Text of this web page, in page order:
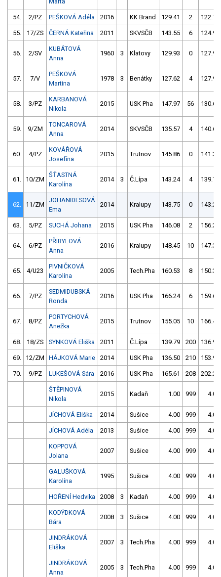
54. 2/PZ PEŠKOVÁ Adéla 2016 KK Brand 129.41 2 122.73
55. 17/ZS ČERNÁ Kateřina 2011 SKVSČB 143.55 6 124.95
56. 2/SV
KUBÁTOVÁ
Anna
1960 3 Klatovy 129.93 0 127.95
57. 7/V
PEŠKOVÁ
Martina
1978 3 Benátky 127.62 4 127.96
58. 3/PZ
KARBANOVÁ
Nikola
2015 USK Pha 147.97 56 130.67
59. 9/ZM
TONCAROVÁ
Anna
2014 SKVSČB 135.57 4 140.65
60. 4/PZ
KOVÁŘOVÁ
Josefína
2015 Trutnov 145.86 0 141.34
61. 10/ZM
ŠŤASTNÁ
Karolína
2014 3 Č.Lípa 143.24 4 139.73
62. 11/ZM
JOHANIDESOVÁ
Ema
2014 Kralupy 143.75 0 143.20
63. 5/PZ SUCHÁ Johana 2015 USK Pha 146.08 2 156.25
64. 6/PZ
PŘIBYLOVÁ
Anna
2016 Kralupy 148.45 10 147.34
65. 4/U23
PIVNIČKOVÁ
Karolína
2005 Tech.Pha 160.53 8 150.33
66. 7/PZ
SEDMIDUBSKÁ
Ronda
2016 USK Pha 166.24 6 159.63
67. 8/PZ
PORTYCHOVÁ
Anežka
2015 Trutnov 155.05 10 166.40
68. 18/ZS SYNKOVÁ Eliška 2011 Č.Lípa 139.79 200 136.94
69. 12/ZM HÁJKOVÁ Marie 2014 USK Pha 136.50 210 153.94
70. 9/PZ LUKEŠOVÁ Sára 2016 USK Pha 165.61 208 202.21
ŠTĚPINOVÁ
Nikola
2015 Kadaň 1.00 999 4.00
JÍCHOVÁ Eliška 2014 Sušice 4.00 999 4.00
JÍCHOVÁ Adéla 2013 Sušice 4.00 999 4.00
KOPPOVÁ
Jolana
2007 Sušice 4.00 999 4.00
GALUŠKOVÁ
Karolína
1995 Sušice 4.00 999 4.00
HOŘENÍ Hedvika 2008 3 Kadaň 4.00 999 4.00
KODÝDKOVÁ
Bára
2008 3 Sušice 4.00 999 4.00
JINDRÁKOVÁ
Eliška
2007 3 Tech.Pha 4.00 999 4.00
JINDRÁKOVÁ
Anna
2005 3 Tech.Pha 4.00 999 4.00